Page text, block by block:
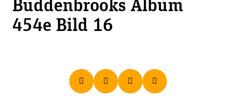
Buddenbrooks Album
454e Bild 16